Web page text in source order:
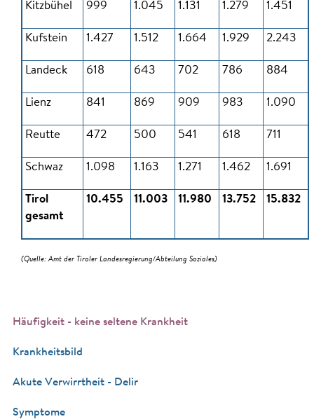
Kitzbühel 999 1.045 1.131 1.279 1.451
Kufstein 1.427 1.512 1.664 1.929 2.243
Landeck 618 643 702 786 884
Lienz 841 869 909 983 1.090
Reutte 472 500 541 618 711
Schwaz 1.098 1.163 1.271 1.462 1.691
Tirol
gesamt
10.455 11.003 11.980 13.752 15.832
(Quelle: Amt der Tiroler Landesregierung/Abteilung Soziales)
Häufigkeit - keine seltene Krankheit
Krankheitsbild
Akute Verwirrtheit - Delir
Symptome